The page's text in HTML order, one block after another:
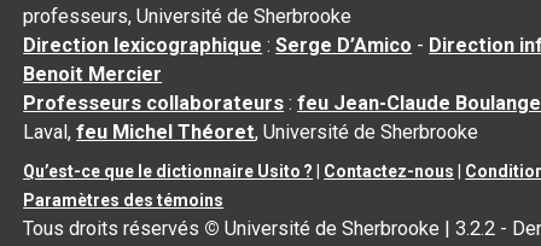
professeurs, Université de Sherbrooke
Direction lexicographique :Serge D’Amico - Direction
Benoit Mercier
Professeurs collaborateurs :feu Jean-Claude
Laval,feu Michel Théoret, Université de Sherbrooke
Qu’est-ce que le dictionnaire Usito ? Contactez-nous
Paramètres des témoins
Tous droits réservés © Université de Sherbrooke |3.2.2 -